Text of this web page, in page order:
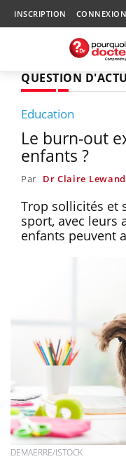
INSCRIPTION CONNEXION
QUESTION D'ACTU
Education
Le burn-out
enfants ?
Par Dr Claire
Trop sollicités et
sport, avec leurs
enfants peuvent
DEMAERRE/ISTOCK